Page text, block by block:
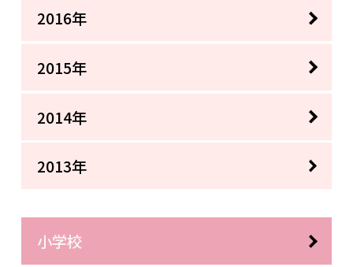
2016年
2015年
2014年
2013年
小学校